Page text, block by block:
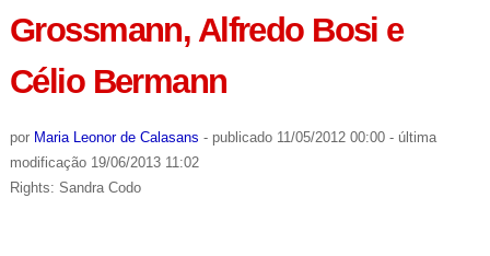
Grossmann, Alfredo Bosi e
Célio Bermann
por Maria Leonor de Calasans - publicado11/05/2012 00:00 - última
modificação19/06/2013 11:02
Rights: Sandra Codo